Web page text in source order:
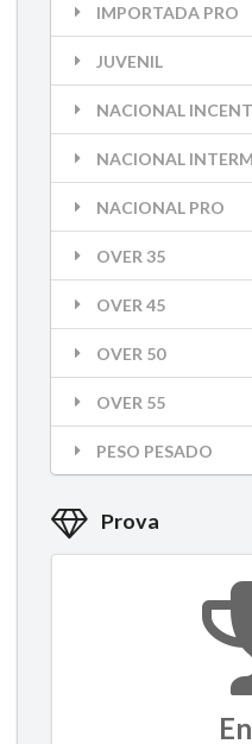
IMPORTADA PRO
JUVENIL
NACIONAL
NACIONAL
NACIONAL PRO
OVER 35
OVER 45
OVER 50
OVER 55
PESO PESADO
Prova